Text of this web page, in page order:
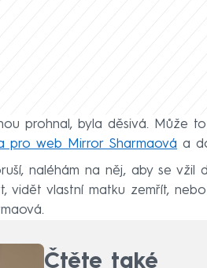
prohnal, byla děsivá. Může
pro web Mirror Sharmaová a
naléhám na něj, aby se vžil
vidět vlastní matku zemřít,
Čtěte také